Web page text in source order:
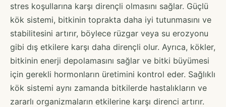
stres koşullarına karşı dirençli olmasını sağlar. Güçlü
kök sistemi, bitkinin toprakta daha iyi tutunmasını ve
stabilitesini artırır, böylece rüzgar veya su erozyonu
gibi dış etkilere karşı daha dirençli olur. Ayrıca, kökler,
bitkinin enerji depolamasını sağlar ve bitki büyümesi
için gerekli hormonların üretimini kontrol eder. Sağlıklı
kök sistemi aynı zamanda bitkilerde hastalıkların ve
zararlı organizmaların etkilerine karşı direnci artırır.